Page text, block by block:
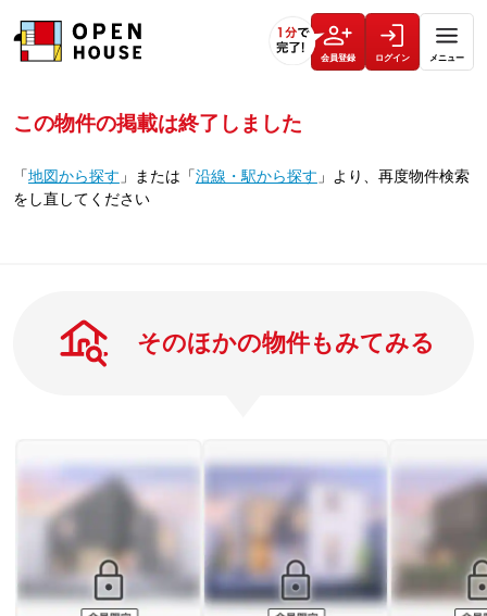
会員登録 ログイン メニュー
この物件の掲載は終了しました
「地図から探す 」 または 「沿線・駅から探す 」 より、再度物件検索
をし直してください
そのほかの物件もみてみる